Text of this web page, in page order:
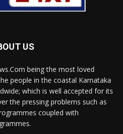
US
being the most loved
people in the coastal Karnataka
which is well accepted for its
the pressing problems such as
coupled with